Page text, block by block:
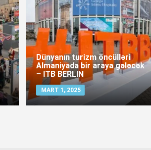
Dünyanın turizm öncülləri
Almaniyada bir araya gələcək
– ITB BERLIN
MART 1, 2025